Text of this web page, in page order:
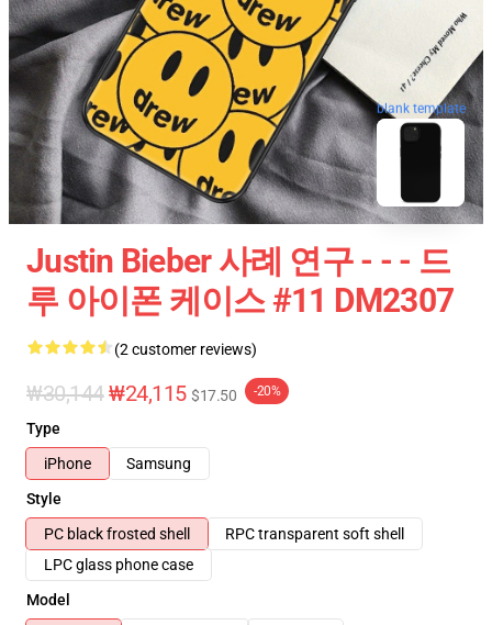
blank template
Justin Bieber 사례 연구 - - - 드
루 아이폰 케이스 #11 DM2307
(2 customer reviews)
₩30,144₩24,115 $17.50 -20%
Type
iPhone
Samsung
Style
PC black frosted shell
RPC transparent soft shell
LPC glass phone case
Model